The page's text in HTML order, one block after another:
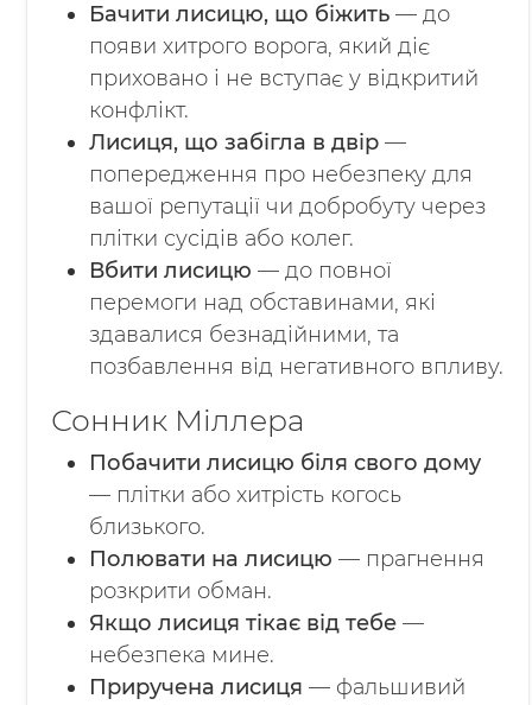
Бачити лисицю, що біжить — до
появи хитрого ворога, який діє
приховано і не вступає у відкритий
конфлікт.
Лисиця, що забігла в двір —
попередження про небезпеку для
вашої репутації чи добробуту через
плітки сусідів або колег.
Вбити лисицю — до повної
перемоги над обставинами, які
здавалися безнадійними, та
позбавлення від негативного впливу.
Сонник Міллера
Побачити лисицю біля свого дому
— плітки або хитрість когось
близького.
Полювати на лисицю — прагнення
розкрити обман.
Якщо лисиця тікає від тебе —
небезпека мине.
Приручена лисиця — фальшивий